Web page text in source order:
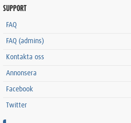
SUPPORT
FAQ
FAQ (admins)
Kontakta oss
Annonsera
Facebook
Twitter